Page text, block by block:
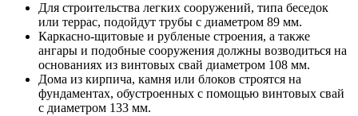
Для строительства легких сооружений, типа беседок
или террас, подойдут трубы с диаметром 89 мм.
Каркасно-щитовые и рубленые строения, а также
ангары и подобные сооружения должны возводиться на
основаниях из винтовых свай диаметром 108 мм.
Дома из кирпича, камня или блоков строятся на
фундаментах, обустроенных с помощью винтовых свай
с диаметром 133 мм.